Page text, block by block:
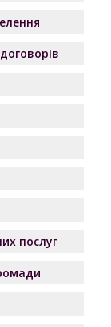
послуг